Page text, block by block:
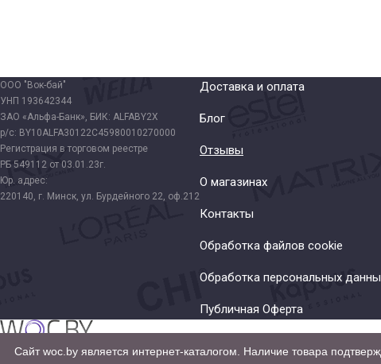
ООО "Вок-бай"
УНП 193642344
ЗАО «Альфа-Банк», БИК: ALFABY2X
р/с: BY10ALFA30122C45980010270000
Регистрация в торговом реестре
РБ 549112 от 03.01.23г.
Юр. адрес:
220140, г. Минск, ул. Бурдейного 22, оф.212
Доставка и оплата
Блог
Отзывы
О магазинах
Контакты
Обработка файлов cookie
Обработка персональных
Публичная Оферта
Сайт woc.by является интернет-каталогом. Наличие товара